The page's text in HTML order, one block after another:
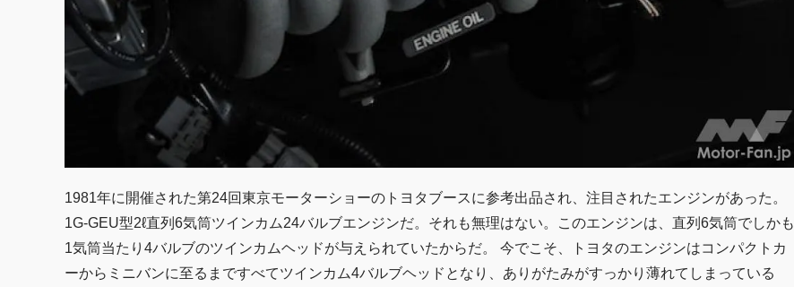
1981年に開催された第24回東京モーターショーのトヨタブースに参考出品され、注目されたエンジンがあった。
1G-GEU型2ℓ直列6気筒ツインカム24バルブエンジンだ。それも無理はない。このエンジンは、直列6気筒でしかも
1気筒当たり4バルブのツインカムヘッドが与えられていたからだ。 今でこそ、トヨタのエンジンはコンパクトカ
ーからミニバンに至るまですべてツインカム4バルブヘッドとなり、ありがたみがすっかり薄れてしまっている